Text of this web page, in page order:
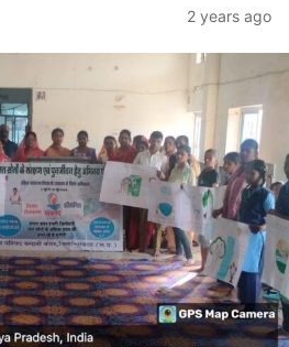
2 years ago